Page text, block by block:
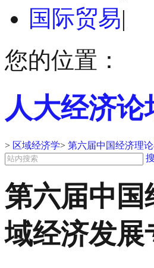
国际贸易|
您的位置：
人大经济论
> 区域经济学> 第六届中国经济理
第六届中国
域经济发展